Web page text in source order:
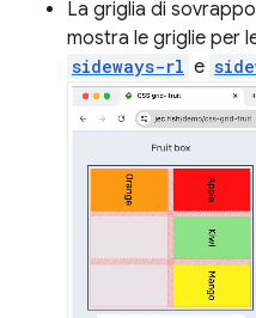
La griglia di
mostra le griglie per
sideways-rl e